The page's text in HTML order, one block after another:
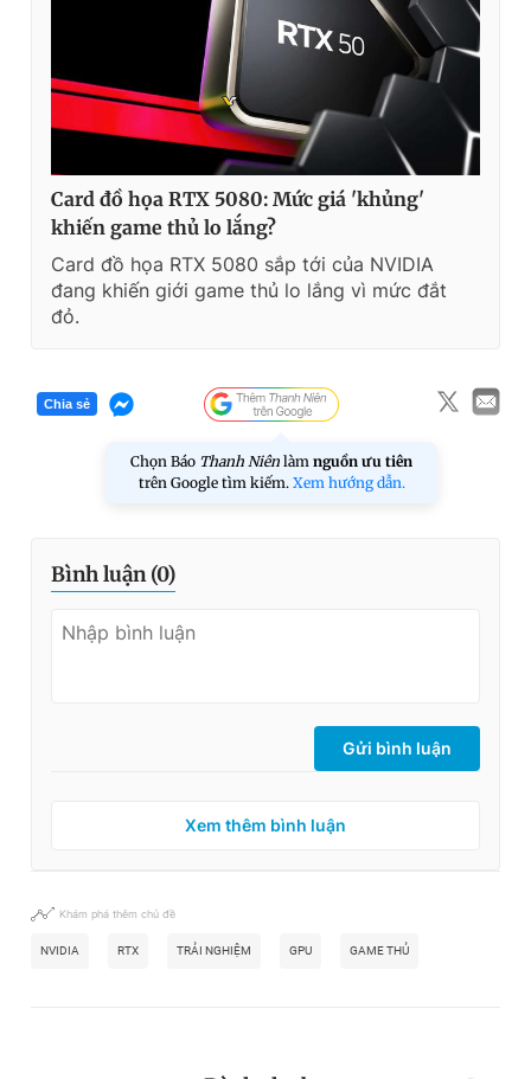
Card đồ họa RTX 5080: Mức giá 'khủng'
khiến game thủ lo lắng?
Card đồ họa RTX 5080 sắp tới của NVIDIA
đang khiến giới game thủ lo lắng vì mức đắt
đỏ.
Chia sẻ
Chọn Báo Thanh Niên làm nguồn ưu tiên
trên Google tìm kiếm. Xem hướng dẫn.
Bình luận (0)
Gửi bình luận
Xem thêm bình luận
Khám phá thêm chủ đề
NVIDIA RTX TRẢI NGHIỆM GPU GAME THỦ